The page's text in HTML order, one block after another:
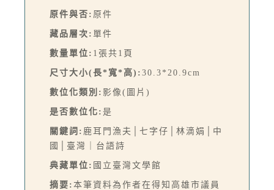
原件與否: 原件
藏品層次: 單件
數量單位: 1張共1頁
尺寸大小(長*寬*高): 30.3*20.9cm
數位化類別: 影像(圖片)
是否數位化: 是
關鍵詞: 鹿耳門漁夫│七字仔│林滴娟│中
國│臺灣｜台語詩
典藏單位: 國立臺灣文學館
摘要: 本筆資料為作者在得知高雄市議員